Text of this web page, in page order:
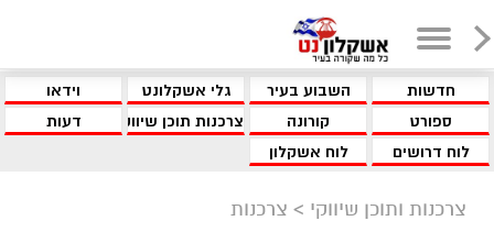
חדשות השבוע בעיר גלי אשקלונט
וידאו
ספורט
קורונה צרכנות תוכן שיווקי
דעות
לוח דרושים
לוח אשקלון
צרכנות ותוכן שיווקי > צרכנות